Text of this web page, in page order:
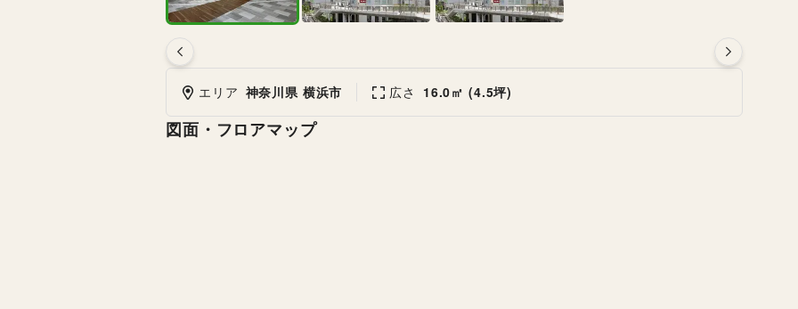
エリア 神奈川県 横浜市 広さ 16.0㎡ (4.5坪)
図面・フロアマップ